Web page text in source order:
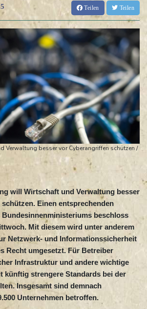
Teilen Teilen
Verwaltung besser vor Cyberangriffen schützen /
will Wirtschaft und Verwaltung besser
Einen entsprechenden
beschloss
Mit diesem wird unter anderem
Netzwerk- und Informationssicherheit
Recht umgesetzt. Für Betreiber
Infrastruktur und andere wichtige
künftig strengere Standards bei der
Insgesamt sind demnach
Unternehmen betroffen.